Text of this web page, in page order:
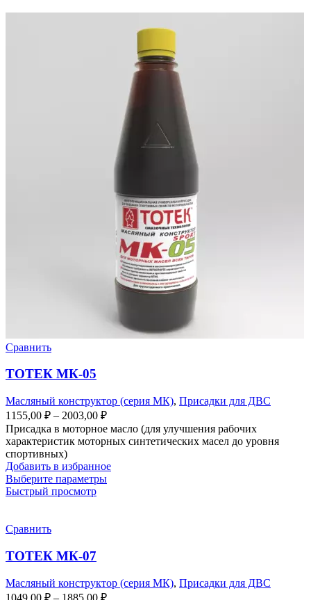
Сравнить
ТОТЕК МК-05
Масляный конструктор (серия МК), Присадки для ДВС
1155,00 ₽ – 2003,00 ₽
Присадка в моторное масло (для улучшения рабочих
характеристик моторных синтетических масел до уровня
спортивных)
Добавить в избранное
Выберите параметры
Быстрый просмотр
Сравнить
ТОТЕК МК-07
Масляный конструктор (серия МК), Присадки для ДВС
1049,00 ₽ – 1885,00 ₽